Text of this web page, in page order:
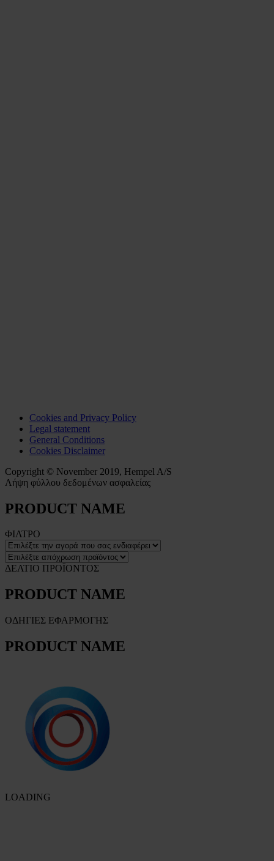
Cookies and Privacy Policy
Legal statement
General Conditions
Cookies Disclaimer
Copyright © November 2019, Hempel A/S
Λήψη φύλλου δεδομένων ασφαλείας
PRODUCT NAME
ΦΙΛΤΡΟ
ΔΕΛΤΙΟ ΠΡΟΪΟΝΤΟΣ
PRODUCT NAME
ΟΔΗΓΙΕΣ ΕΦΑΡΜΟΓΗΣ
PRODUCT NAME
LOADING